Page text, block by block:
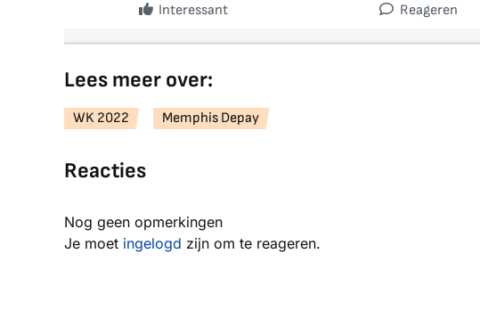
Interessant Reageren
Lees meer over:
WK 2022 Memphis Depay
Reacties
Nog geen opmerkingen
Je moet ingelogd zijn om te reageren.